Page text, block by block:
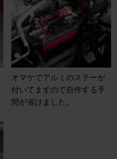
オマケでアルミのステーが
付いてますので自作する手
間が省けました。